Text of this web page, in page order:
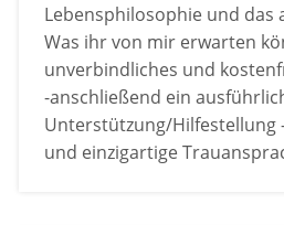
Lebensphilosophie und das
Was ihr von mir erwarten
unverbindliches und
-anschließend ein
Unterstützung/Hilfestellung
und einzigartige